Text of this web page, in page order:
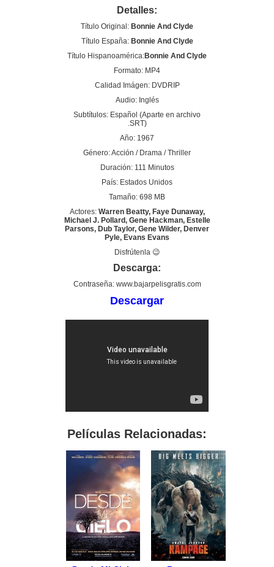
Detalles:
Título Original: Bonnie And Clyde
Título España: Bonnie And Clyde
Título Hispanoamérica:Bonnie And Clyde
Formato: MP4
Calidad Imágen: DVDRIP
Audio: Inglés
Subtítulos: Español (Aparte en archivo
.SRT)
Año: 1967
Género: Acción / Drama / Thriller
Duración: 111 Minutos
País: Estados Unidos
Tamaño: 698 MB
Actores: Warren Beatty, Faye Dunaway,
Michael J. Pollard, Gene Hackman, Estelle
Parsons, Dub Taylor, Gene Wilder, Denver
Pyle, Evans Evans
Disfrútenla 😉
Descarga:
Contraseña: www.bajarpelisgratis.com
Descargar
Películas Relacionadas: